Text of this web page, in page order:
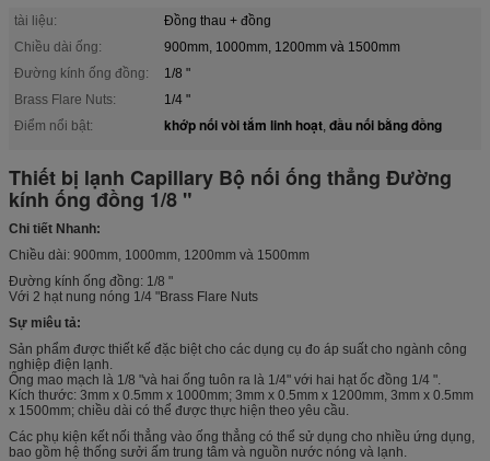
tài liệu:
Đồng thau + đồng
Chiều dài ống:
900mm, 1000mm, 1200mm và 1500mm
Đường kính ống đồng:
1/8 "
Brass Flare Nuts:
1/4 "
Điểm nổi bật:
khớp nối vòi tắm linh hoạt, đầu nối bằng đồng
Thiết bị lạnh Capillary Bộ nối ống thẳng Đường
kính ống đồng 1/8 "
Chi tiết Nhanh:
Chiều dài: 900mm, 1000mm, 1200mm và 1500mm
Đường kính ống đồng: 1/8 "
Với 2 hạt nung nóng 1/4 "Brass Flare Nuts
Sự miêu tả:
Sản phẩm được thiết kế đặc biệt cho các dụng cụ đo áp suất cho ngành công
nghiệp điện lạnh.
Ống mao mạch là 1/8 "và hai ống tuôn ra là 1/4" với hai hạt ốc đồng 1/4 ".
Kích thước: 3mm x 0.5mm x 1000mm; 3mm x 0.5mm x 1200mm, 3mm x 0.5mm
x 1500mm; chiều dài có thể được thực hiện theo yêu cầu.
Các phụ kiện kết nối thẳng vào ống thẳng có thể sử dụng cho nhiều ứng dụng,
bao gồm hệ thống sưởi ấm trung tâm và nguồn nước nóng và lạnh.